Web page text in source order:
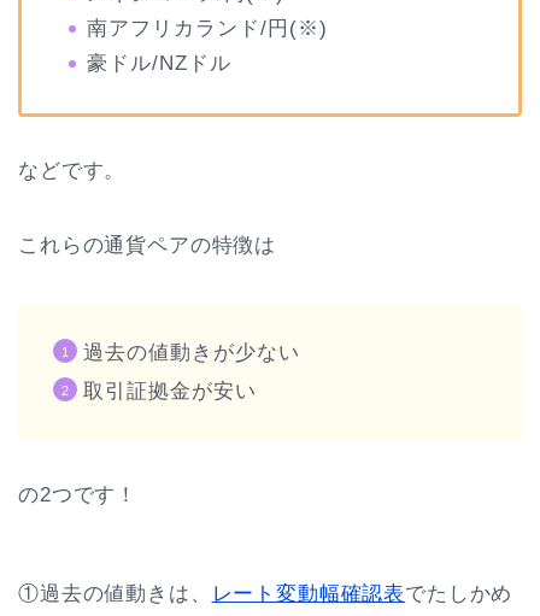
南アフリカランド/円(※)
豪ドル/NZドル
などです。
これらの通貨ペアの特徴は
過去の値動きが少ない
取引証拠金が安い
の2つです！
①過去の値動きは、 レート変動幅確認表でたしかめ